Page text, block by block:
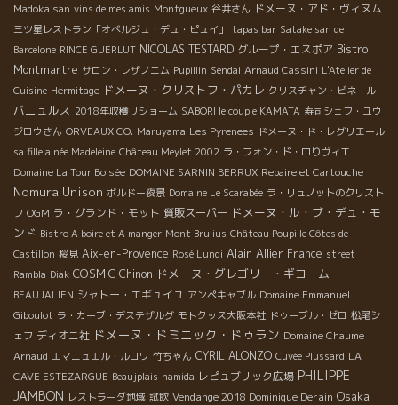
Madoka san vins de mes amis Montgueux 谷井さん ドメーヌ・アド・ヴィヌム
三ツ星レストラン「オベルジュ・デュ・ピュイ」 tapas bar Satake san de
Barcelone RINCE GUERLUT NICOLAS TESTARD グループ・エスポア Bistro
Montmartre サロン・レザノニム Pupillin Sendai Arnaud Cassini L'Atelier de
Cuisine Hermitage ドメーヌ・クリストフ・パカレ クリスチャン・ビネール
バニュルス 2018年収穫リショーム SABORI le couple KAMATA 寿司シェフ・ユウ
ジロウさん ORVEAUX CO. Maruyama Les Pyrenees ドメーヌ・ド・レグリエール
sa fille ainée Madeleine Château Meylet 2002 ラ・フォン・ド・ロりヴィエ
Domaine La Tour Boisée DOMAINE SARNIN BERRUX Repaire et Cartouche
Nomura Unison ボルドー夜景 Domaine Le Scarabée ラ・リュノットのクリスト
フ OGM ラ・グランド・モット 質販スーパー ドメーヌ・ル・ブ・デュ・モ
ンド Bistro A boire et A manger Mont Brulius Château Poupille Côtes de
Castillon 桜見 Aix-en-Provence Rosé Lundi Alain Allier France street
Rambla Diak COSMIC Chinon ドメーヌ・グレゴリー・ギヨーム
BEAUJALIEN シャトー・エギュイユ アンペキャブル Domaine Emmanuel
Giboulot ラ・カーブ・デステザルグ モトクッス大阪本社 ドゥーブル・ゼロ 松尾シ
ェフ ディオニ社 ドメーヌ・ドミニック・ドゥラン Domaine Chaume
Arnaud エマニュエル・ルロワ 竹ちゃん CYRIL ALONZO Cuvée Plussard LA
CAVE ESTEZARGUE Beaujplais namida レピュブリック広場 PHILIPPE
JAMBON レストラーダ地域 試飲 Vendange 2018 Dominique Derain Osaka